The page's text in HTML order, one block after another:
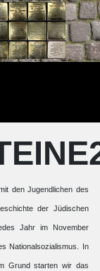
den Jugendlichen des
der Jüdischen
Jahr im November
Nationalsozialismus. In
Grund starten wir das